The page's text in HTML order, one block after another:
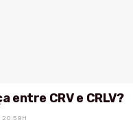
entre CRV e CRLV?
20:59H